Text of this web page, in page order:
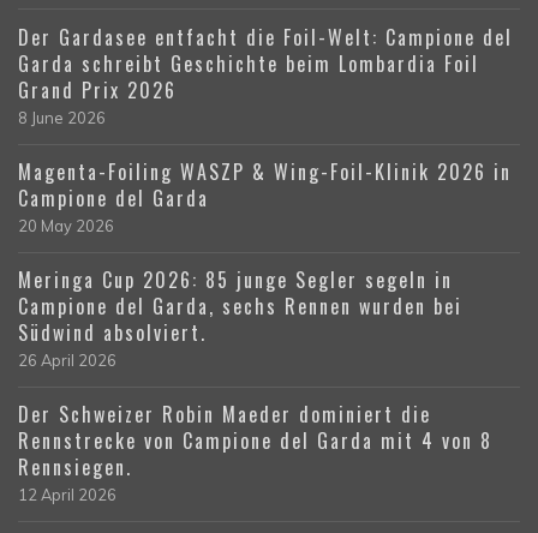
Der Gardasee entfacht die Foil-Welt: Campione del
Garda schreibt Geschichte beim Lombardia Foil
Grand Prix 2026
8 June 2026
Magenta-Foiling WASZP & Wing-Foil-Klinik 2026 in
Campione del Garda
20 May 2026
Meringa Cup 2026: 85 junge Segler segeln in
Campione del Garda, sechs Rennen wurden bei
Südwind absolviert.
26 April 2026
Der Schweizer Robin Maeder dominiert die
Rennstrecke von Campione del Garda mit 4 von 8
Rennsiegen.
12 April 2026